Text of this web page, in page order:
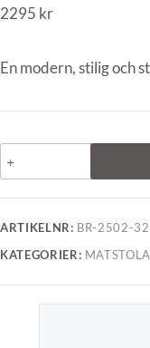
2295 kr
En modern, stilig och
ARTIKELNR: BR-2502-32
KATEGORIER: